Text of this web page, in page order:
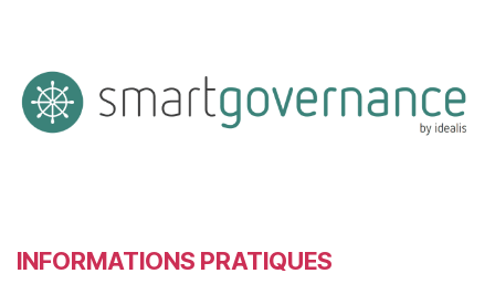
INFORMATIONS PRATIQUES